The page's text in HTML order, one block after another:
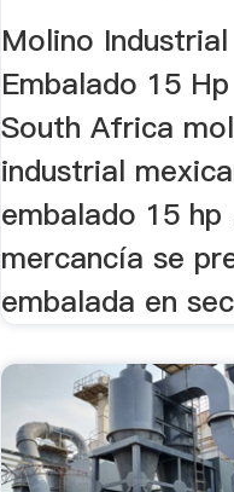
Molino
Embalado 15
South Africa
industrial
embalado 15 hp
mercancía se
embalada en